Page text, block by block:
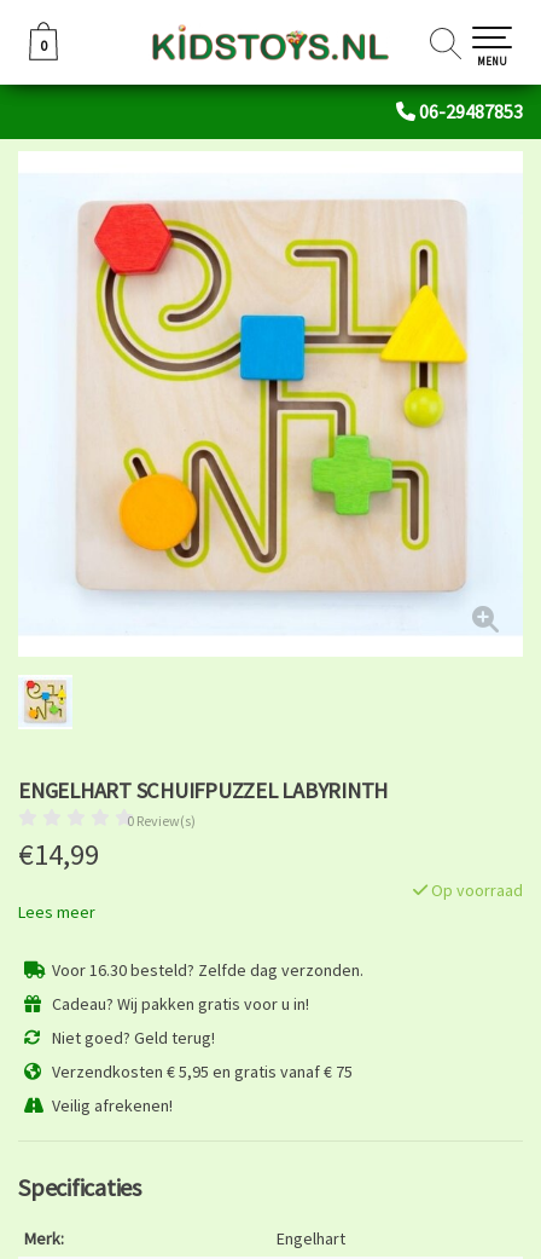
06-29487853
0
0
MENU
ENGELHART SCHUIFPUZZEL LABYRINTH
0 Review(s)
€14,99
Op voorraad
Lees meer
Voor 16.30 besteld? Zelfde dag verzonden.
Cadeau? Wij pakken gratis voor u in!
Niet goed? Geld terug!
Verzendkosten € 5,95 en gratis vanaf € 75
Veilig afrekenen!
Specificaties
Merk:
Engelhart